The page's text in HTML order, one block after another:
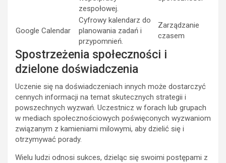
zespołowej.
Google Calendar
Cyfrowy kalendarz do
planowania zadań i
przypomnień.
Zarządzanie
czasem
Spostrzeżenia społeczności i
dzielone doświadczenia
Uczenie się na doświadczeniach innych może dostarczyć
cennych informacji na temat skutecznych strategii i
powszechnych wyzwań. Uczestnicz w forach lub grupach
w mediach społecznościowych poświęconych wyzwaniom
związanym z kamieniami milowymi, aby dzielić się i
otrzymywać porady.
Wielu ludzi odnosi sukces, dzieląc się swoimi postępami z